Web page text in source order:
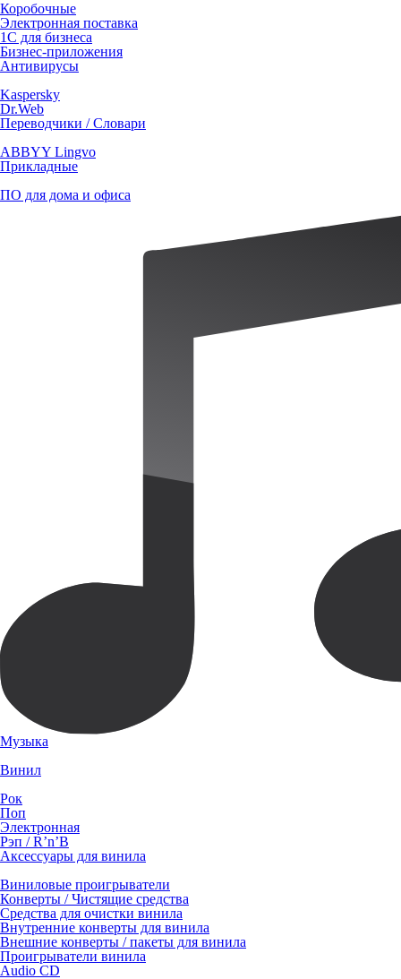
Коробочные
Электронная поставка
1С для бизнеса
Бизнес-приложения
Антивирусы
Kaspersky
Dr.Web
Переводчики / Словари
ABBYY Lingvo
Прикладные
ПО для дома и офиса
Музыка
Винил
Рок
Поп
Электронная
Рэп / R’n’B
Аксессуары для винила
Виниловые проигрыватели
Конверты / Чистящие средства
Средства для очистки винила
Внутренние конверты для винила
Внешние конверты / пакеты для винила
Проигрыватели винила
Audio CD